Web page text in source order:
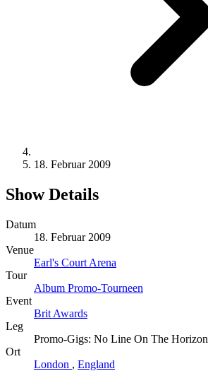
18. Februar 2009
Show Details
Datum
18. Februar 2009
Venue
Earl's Court Arena
Tour
Album Promo-Tourneen
Event
Brit Awards
Leg
Promo-Gigs: No Line On The Horizon
Ort
London , England